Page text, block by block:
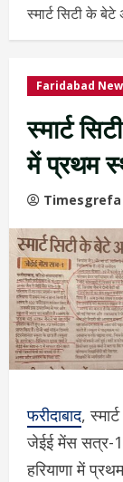
स्मार्ट सिटी के
Faridabad
स्मार्ट
में प्रथम
Timesgrefa
फरीदाबाद,
जेईई मेंस सत्र-1
हरियाणा में